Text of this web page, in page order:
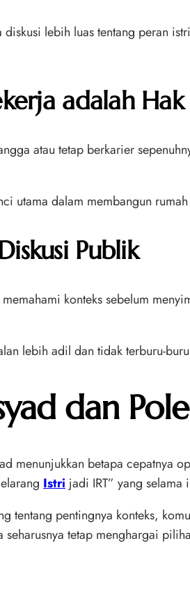
lebih luas tentang peran
adalah
atau tetap berkarier
utama dalam membangun
Publik
konteks sebelum
lebih adil dan tidak terburu-
dan
menunjukkan betapa
Istri jadi IRT” yang
tentang pentingnya konteks,
tetap menghargai